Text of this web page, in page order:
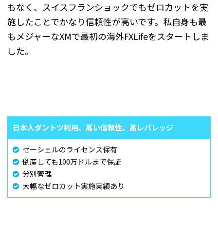
もなく、スイスフランショックでもゼロカットを実
施したことでかなり信頼性が高いです。私自身も最
もメジャーなXMで最初の海外FXLifeをスタートしま
した。
日本人ダントツ利用、高い信頼性、高レバレッジ
セーシェルのライセンス保有
倒産しても100万ドルまで保証
分別管理
大幅なゼロカット実施実績あり